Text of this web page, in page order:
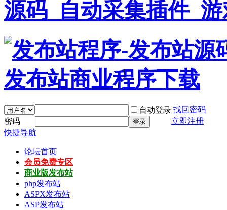
自动登录 找回密码
密码
登录
立即注册
快捷导航
论坛首页
会员免费专区
商业版发布站
php发布站
ASPX发布站
ASP发布站